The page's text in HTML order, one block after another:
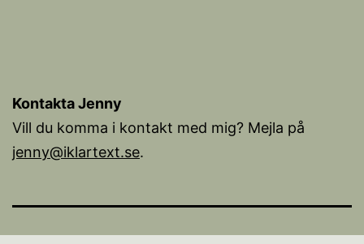
Kontakta Jenny
Vill du komma i kontakt med mig? Mejla på
jenny@iklartext.se.